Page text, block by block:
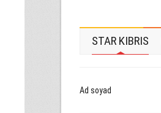
STAR KIBRIS
Ad soyad